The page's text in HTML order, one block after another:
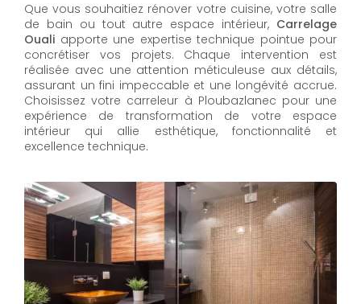
Que vous souhaitiez rénover votre cuisine, votre salle
de bain ou tout autre espace intérieur, Carrelage
Ouali apporte une expertise technique pointue pour
concrétiser vos projets. Chaque intervention est
réalisée avec une attention méticuleuse aux détails,
assurant un fini impeccable et une longévité accrue.
Choisissez votre carreleur à Ploubazlanec pour une
expérience de transformation de votre espace
intérieur qui allie esthétique, fonctionnalité et
excellence technique.